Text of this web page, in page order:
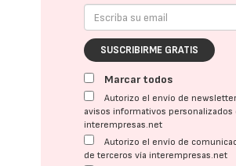
SUSCRIBIRME GRATIS
Marcar todos
Autorizo el envío de
avisos informativos personalizados
interempresas.net
Autorizo el envío de
de terceros vía interempresas.net